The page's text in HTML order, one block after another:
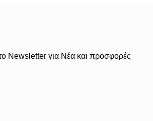
Newsletter για Νέα και προσφορές